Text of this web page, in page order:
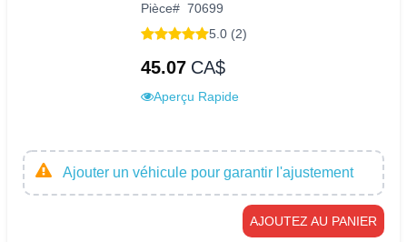
Pièce# 70699
5.0 (2)
45.07 CA$
Aperçu Rapide
Ajouter un véhicule pour garantir l'ajustement
AJOUTEZ AU PANIER